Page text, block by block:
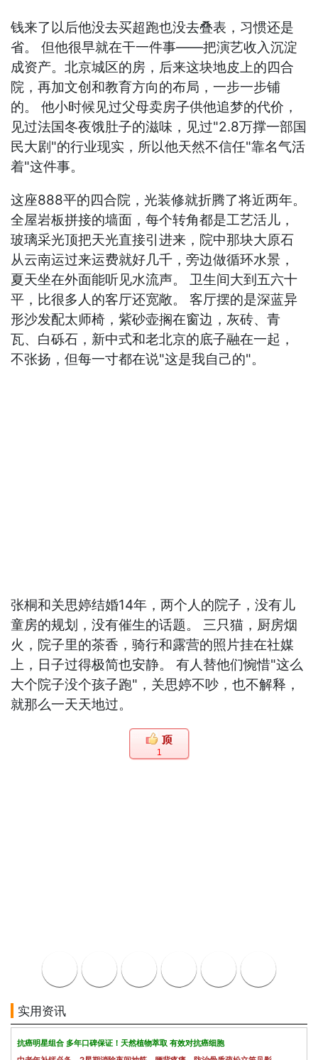
钱来了以后他没去买超跑也没去叠表，习惯还是
省。 但他很早就在干一件事——把演艺收入沉淀
成资产。北京城区的房，后来这块地皮上的四合
院，再加文创和教育方向的布局，一步一步铺
的。 他小时候见过父母卖房子供他追梦的代价，
见过法国冬夜饿肚子的滋味，见过"2.8万撑一部国
民大剧"的行业现实，所以他天然不信任"靠名气活
着"这件事。
这座888平的四合院，光装修就折腾了将近两年。
全屋岩板拼接的墙面，每个转角都是工艺活儿，
玻璃采光顶把天光直接引进来，院中那块大原石
从云南运过来运费就好几千，旁边做循环水景，
夏天坐在外面能听见水流声。 卫生间大到五六十
平，比很多人的客厅还宽敞。 客厅摆的是深蓝异
形沙发配太师椅，紫砂壶搁在窗边，灰砖、青
瓦、白砾石，新中式和老北京的底子融在一起，
不张扬，但每一寸都在说"这是我自己的"。
张桐和关思婷结婚14年，两个人的院子，没有儿
童房的规划，没有催生的话题。 三只猫，厨房烟
火，院子里的茶香，骑行和露营的照片挂在社媒
上，日子过得极简也安静。 有人替他们惋惜"这么
大个院子没个孩子跑"，关思婷不吵，也不解释，
就那么一天天地过。
1
实用资讯
抗癌明星组合 多年口碑保证！天然植物萃取 有效对抗癌细胞